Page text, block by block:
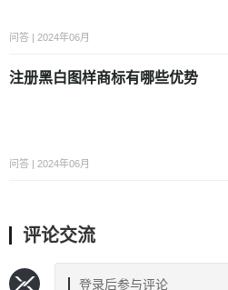
问答 | 2024年06月
注册黑白图样商标有哪些优势
问答 | 2024年06月
评论交流
登录后参与评论